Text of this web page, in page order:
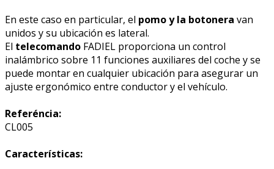
En este caso en particular, el pomo y la botonera van
unidos y su ubicación es lateral.
El telecomando FADIEL proporciona un control
inalámbrico sobre 11 funciones auxiliares del coche y se
puede montar en cualquier ubicación para asegurar un
ajuste ergonómico entre conductor y el vehículo.
Referéncia:
CL005
Características: